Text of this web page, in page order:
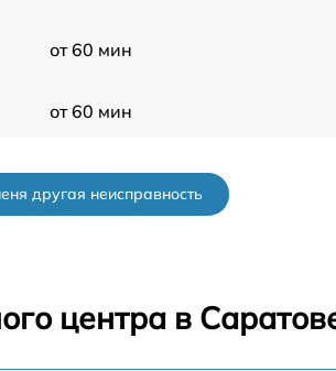
от 60 мин
от 60 мин
от 60 мин
другая неисправность
центра в